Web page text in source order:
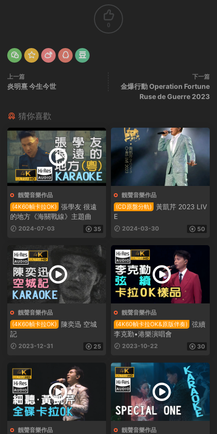
0
上一篇
炎明熹 今生今世
下一篇
金爆行動 Operation Fortune
Ruse de Guerre 2023
猜你喜歡
靓聲音樂作品
(4K60幀卡拉OK)
張學友 很遠
的地方《海關戰線》主題曲
2024-07-03 35
靓聲音樂作品
(CD原盤分軌)
黃凱芹 2023 LIV
E
2024-03-30 50
靓聲音樂作品
(4K60幀卡拉OK)
陳奕迅 空城
記
2023-12-31 25
靓聲音樂作品
(4K60幀卡拉OK&原版伴奏)
弦續
李克勤•港樂演唱會
2023-10-22 30
靓聲音樂作品 靓聲音樂作品